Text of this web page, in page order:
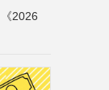
2026